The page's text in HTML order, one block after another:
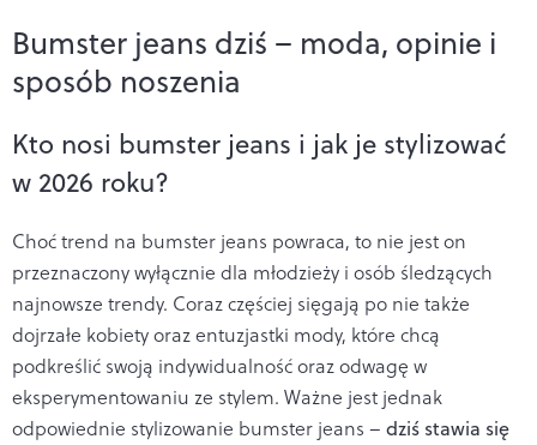
Bumster jeans dziś – moda, opinie i
sposób noszenia
Kto nosi bumster jeans i jak je stylizować
w 2026 roku?
Choć trend na bumster jeans powraca, to nie jest on
przeznaczony wyłącznie dla młodzieży i osób śledzących
najnowsze trendy. Coraz częściej sięgają po nie także
dojrzałe kobiety oraz entuzjastki mody, które chcą
podkreślić swoją indywidualność oraz odwagę w
eksperymentowaniu ze stylem. Ważne jest jednak
odpowiednie stylizowanie bumster jeans – dziś stawia się